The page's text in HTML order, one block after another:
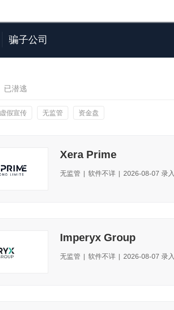
骗子公司
已潜逃
虚假宣传 无监管 资金盘
Xera Prime
无监管 | 软件不详 | 2026-08-07 录入
Imperyx Group
无监管 | 软件不详 | 2026-08-07 录入